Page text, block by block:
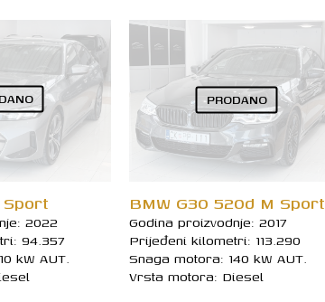
Sport
2022
94.357
kW AUT.
PRODANO
BMW G30 520d M Sport
Godina proizvodnje: 2017
Prijeđeni kilometri: 113.290
Snaga motora: 140 kW AUT.
Vrsta motora: Diesel